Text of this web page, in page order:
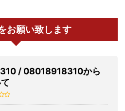
お願い致します
/ 08018918310から